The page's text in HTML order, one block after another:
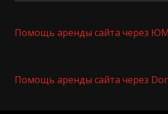
Помощь аренды сайта через
Помощь аренды сайта через